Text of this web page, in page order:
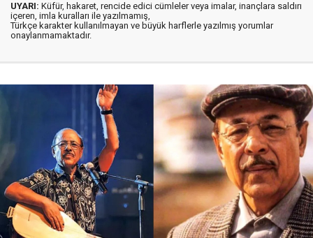
UYARI: Küfür, hakaret, rencide edici cümleler veya imalar, inançlara saldırı
içeren, imla kuralları ile yazılmamış,
Türkçe karakter kullanılmayan ve büyük harflerle yazılmış yorumlar
onaylanmamaktadır.